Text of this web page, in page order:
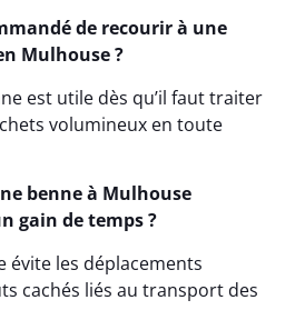
de recourir à une
Mulhouse ?
est utile dès qu’il faut traiter
volumineux en toute
benne à Mulhouse
gain de temps ?
évite les déplacements
cachés liés au transport des